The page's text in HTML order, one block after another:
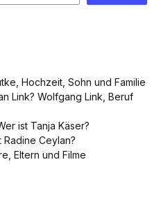
Hochzeit, Sohn und Familie
Link? Wolfgang Link, Beruf
ist Tanja Käser?
Radine Ceylan?
Eltern und Filme